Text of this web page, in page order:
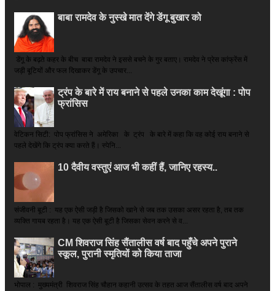
बाबा रामदेव के नुस्खे मात देंगे डेंगू बुखार को
डेंगू के बढ़ते कहर के बीच बाबा रामदेव ने इससे बचने के गुर बताए। रामदेव ने प्रेस कांफ्रेंस में
जड़ी बूटियों और फल दिखाकर डेंगू के उपचार...
ट्रंप के बारे में राय बनाने से पहले उनका काम देखूंगा : पोप
फ्रांसिस
वेटिकन सिटी: पोप फ्रांसिस ने अमेरिका के ट्रंप के बारे में कहा कि वह कोई राय बनाने से
पहले देखेंगे कि ट्रंप क्या करते हैं। स्पेनि...
10 दैवीय वस्तुएं आज भी कहीं हैं, जानिए रहस्य..
संजीवनी बूटी : यह एक ऐसी जड़ी है जिसको खाने से जब तक उसका असर रहता है, तब तक
व्यक्ति गायब रहता है। यह एक ऐसी बूटी है जिसका सेवन करने से व...
CM शिवराज सिंह सैंतालीस वर्ष बाद पहुँचे अपने पुराने
स्कूल, पुरानी स्मृतियों को किया ताजा
भोपाल : मुख्यमंत्री शिवराज सिंह चौहान कहानी उत्सव के तहत आज सैंतालीस वर्ष बाद अपने